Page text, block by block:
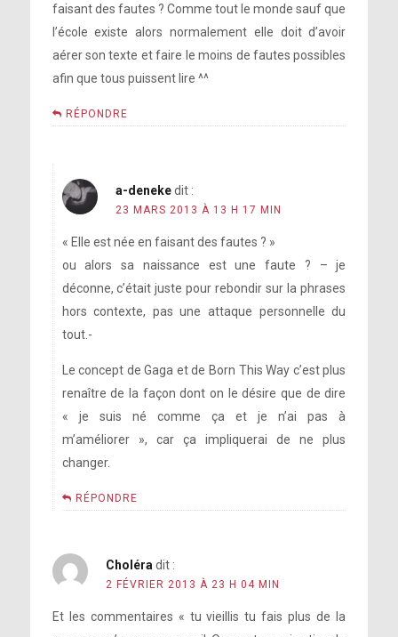
faisant des fautes ? Comme tout le monde sauf que
l’école existe alors normalement elle doit d’avoir
aérer son texte et faire le moins de fautes possibles
afin que tous puissent lire ^^
RÉPONDRE
a-deneke dit :
23 MARS 2013 À 13 H 17 MIN
« Elle est née en faisant des fautes ? »
ou alors sa naissance est une faute ? – je
déconne, c’était juste pour rebondir sur la phrases
hors contexte, pas une attaque personnelle du
tout.-
Le concept de Gaga et de Born This Way c’est plus
renaître de la façon dont on le désire que de dire
« je suis né comme ça et je n’ai pas à
m’améliorer », car ça impliquerai de ne plus
changer.
RÉPONDRE
Choléra dit :
2 FÉVRIER 2013 À 23 H 04 MIN
Et les commentaires « tu vieillis tu fais plus de la